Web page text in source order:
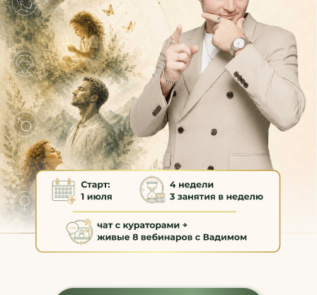
Хочу на интенсив!
личности не слышат друг друга.
ЧЕЛОВЕК СТРАДАЕТ НЕ ПОТОМУ,
ЧТО С НИМ ЧТО-ТО НЕ ТАК.